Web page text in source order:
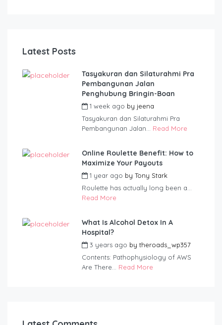
Latest Posts
Tasyakuran dan Silaturahmi Pra
Pembangunan Jalan
Penghubung Bringin-Boan
1 week ago by jeena
Tasyakuran dan Silaturahmi Pra
Pembangunan Jalan... Read More
Online Roulette Benefit: How to
Maximize Your Payouts
1 year ago by Tony Stark
Roulette has actually long been a...
Read More
What Is Alcohol Detox In A
Hospital?
3 years ago by theroads_wp357
Contents: Pathophysiology of AWS
Are There... Read More